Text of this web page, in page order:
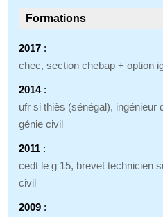
Formations
2017 :
chec, section chebap + option
2014:
ufr si thiès (sénégal), ingénieur
génie civil
2011 :
cedt le g 15, brevet technicien
civil
2009 :